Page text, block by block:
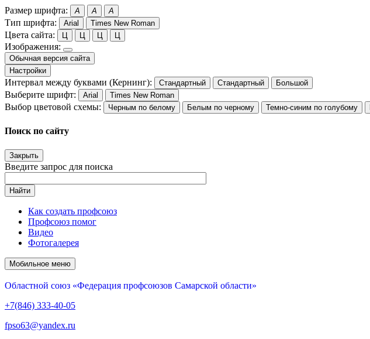
Размер шрифта: A A A
Тип шрифта: Arial Times New Roman
Цвета сайта: Ц Ц Ц Ц
Изображения:
Обычная версия сайта
Настройки
Интервал между буквами (Кернинг): Стандартный Стандартный Большой
Выберите шрифт: Arial Times New Roman
Выбор цветовой схемы: Черным по белому Белым по черному Темно-синим по голубому
Поиск по сайту
Закрыть
Введите запрос для поиска
Найти
Как создать профсоюз
Профсоюз помог
Видео
Фотогалерея
Мобильное меню
Областной союз «Федерация профсоюзов Самарской области»
+7(846) 333-40-05
fpso63@yandex.ru